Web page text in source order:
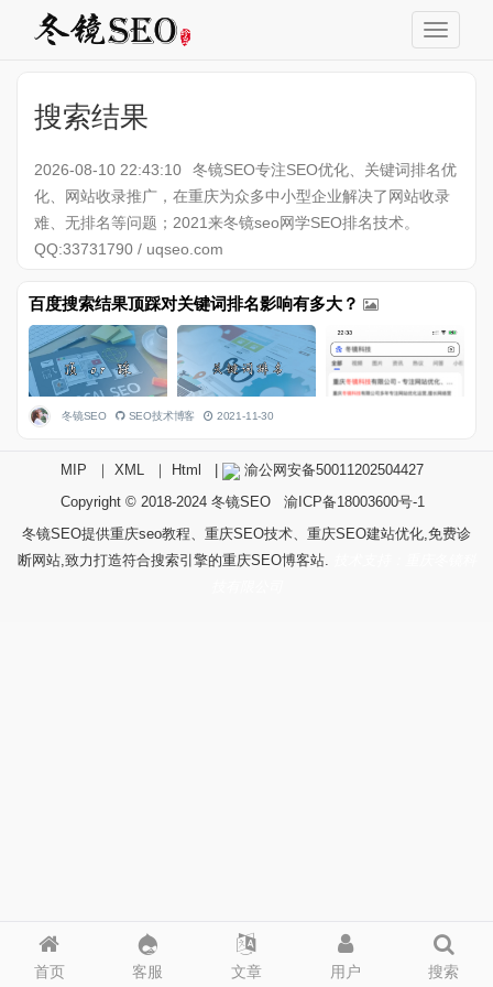
搜索结果
2026-08-10 22:43:10
冬镜SEO专注SEO优化、关键词排名优
化、网站收录推广，在重庆为众多中小型企业解决了网站收录
难、无排名等问题；2021来冬镜seo网学SEO排名技术。
QQ:33731790 / uqseo.com
百度搜索结果顶踩对关键词排名影响有多大？
冬镜SEO SEO技术博客 2021-11-30
首页 客服 文章 用户 搜索
MIP ｜ XML ｜ Html
渝公网安备50011202504427
Copyright © 2018-2024 冬镜SEO
渝ICP备18003600号-1
冬镜SEO提供重庆seo教程、重庆SEO技术、重庆SEO建站优化,免费诊
断网站,致力打造符合搜索引擎的重庆SEO博客站.